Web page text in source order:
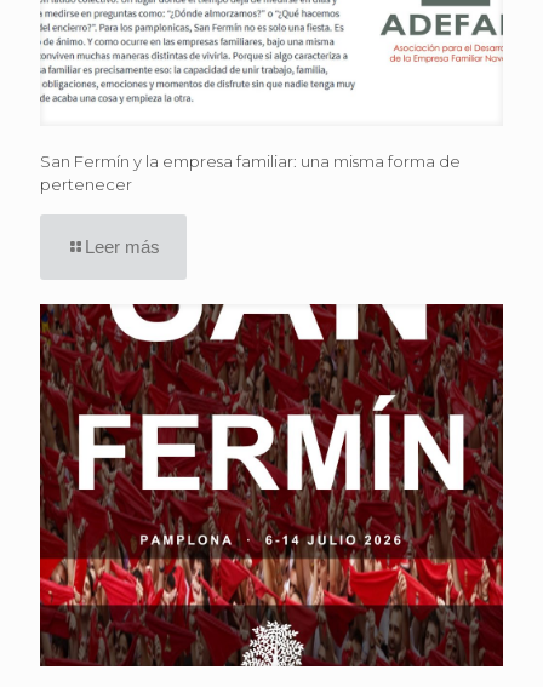
San Fermín y la empresa familiar: una misma forma de
pertenecer
Leer más